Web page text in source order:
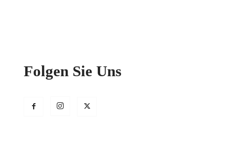
Folgen Sie Uns